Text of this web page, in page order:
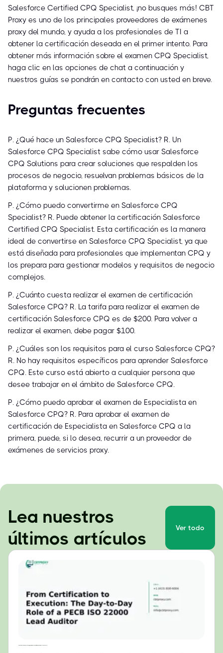
Salesforce Certified CPQ Specialist, ¡no busques más! CBT
Proxy es uno de los principales proveedores de exámenes
proxy del mundo, y ayuda a los profesionales de TI a
obtener la certificación deseada en el primer intento. Para
obtener más información sobre el examen CPQ Specialist,
haga clic en las opciones de chat a continuación y
nuestros guías se pondrán en contacto con usted en breve.
Preguntas frecuentes
P. ¿Qué hace un Salesforce CPQ Specialist? R. Un
Salesforce CPQ Specialist sabe cómo usar Salesforce
CPQ Solutions para crear soluciones que respalden los
procesos de negocio, resuelvan problemas básicos de la
plataforma y solucionen problemas.
P. ¿Cómo puedo convertirme en Salesforce CPQ
Specialist? R. Puede obtener la certificación Salesforce
Certified CPQ Specialist. Esta certificación es la manera
ideal de convertirse en Salesforce CPQ Specialist, ya que
está diseñada para profesionales que implementan CPQ y
los prepara para gestionar modelos y requisitos de negocio
complejos.
P. ¿Cuánto cuesta realizar el examen de certificación
Salesforce CPQ? R. La tarifa para realizar el examen de
certificación Salesforce CPQ es de $200. Para volver a
realizar el examen, debe pagar $100.
P. ¿Cuáles son los requisitos para el curso Salesforce CPQ?
R. No hay requisitos específicos para aprender Salesforce
CPQ. Este curso está abierto a cualquier persona que
desee trabajar en el ámbito de Salesforce CPQ.
P. ¿Cómo puedo aprobar el examen de Especialista en
Salesforce CPQ? R. Para aprobar el examen de
certificación de Especialista en Salesforce CPQ a la
primera, puede, si lo desea, recurrir a un proveedor de
exámenes de servicios proxy.
Lea nuestros
últimos artículos
Ver todo